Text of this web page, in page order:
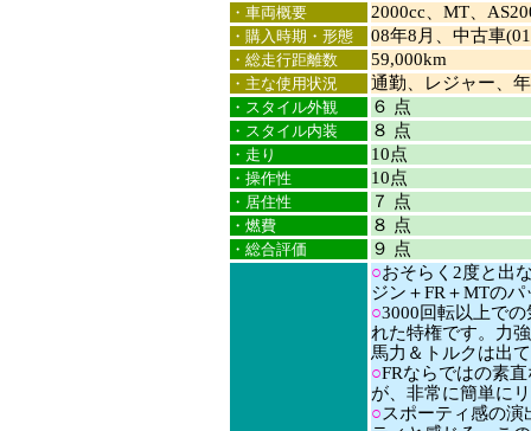
・車両概要 2000cc、MT、
・購入時期・形態 08年8月、中古車
・総走行距離数 59,000km
・主な使用状況 通勤、レジャー、
・スタイル外観 ６ 点
・スタイル内装 ８ 点
・走り 10点
・操作性 10点
・居住性 ７ 点
・燃費 ８ 点
・総合評価 ９ 点
○おそらく2度と出
ジン＋FR＋MTの
○3000回転以上で
れた特権です。力
馬力＆トルクは出
○FRならではの素
が、非常に簡単に
○スポーティ感の